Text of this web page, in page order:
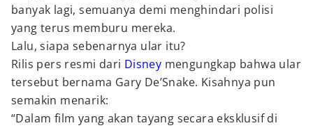
banyak lagi, semuanya demi menghindari polisi
yang terus memburu mereka.
Lalu, siapa sebenarnya ular itu?
Rilis pers resmi dari Disney mengungkap bahwa ular
tersebut bernama Gary De’Snake. Kisahnya pun
semakin menarik:
“Dalam film yang akan tayang secara eksklusif di